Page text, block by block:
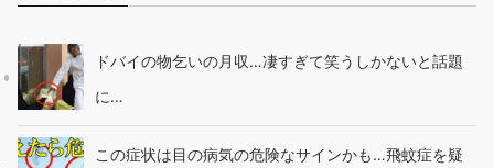
ドバイの物乞いの月収…凄すぎて笑うしかないと話題
に…
この症状は目の病気の危険なサインかも…飛蚊症を疑